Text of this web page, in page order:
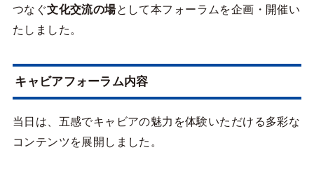
つなぐ文化交流の場として本フォーラムを企画・開催い
たしました。
キャビアフォーラム内容
当日は、五感でキャビアの魅力を体験いただける多彩な
コンテンツを展開しました。